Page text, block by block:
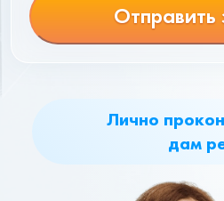
Лично
дам
Отправить